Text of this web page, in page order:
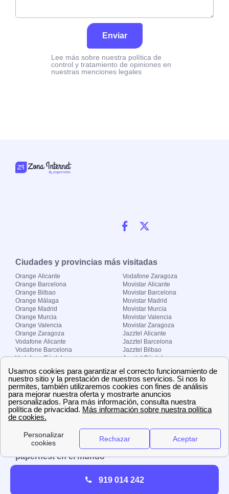
Enviar
Lee más sobre nuestra política de
control y tratamiento de opiniones en
nuestras menciones legales
Ciudades y provincias más visitadas
Orange Alicante
Orange Barcelona
Orange Bilbao
Orange Málaga
Orange Madrid
Orange Murcia
Orange Valencia
Orange Zaragoza
Vodafone Alicante
Vodafone Barcelona
Vodafone Córdoba
Vodafone Madrid
Vodafone Murcia
Vodafone Valencia
Vodafone Zaragoza
Movistar Alicante
Movistar Barcelona
Movistar Madrid
Movistar Murcia
Movistar Valencia
Movistar Zaragoza
Jazztel Alicante
Jazztel Barcelona
Jazztel Bilbao
Jazztel Córdoba
Jazztel Málaga
Jazztel Valencia
Jazztel Zaragoza
Sobre Zona-internet.com
¿Quiénes somos?
El grupo papernest
Aviso legal Nuestras ofertas de trabajo
papernest en el mundo
Reino Unido
919 014 242